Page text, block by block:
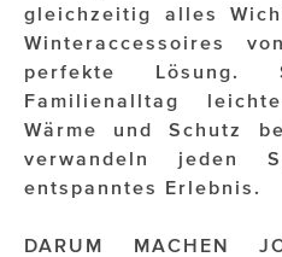
NORMAL
OTTO AM DONAUKANAL
sehen!wutscher
SISTER ACT
gleichzeitig alles
Winteraccessoires
perfekte Lösung.
Familienalltag
Wärme und Schutz
verwandeln jeden
entspanntes Erlebnis.
DARUM MACHEN